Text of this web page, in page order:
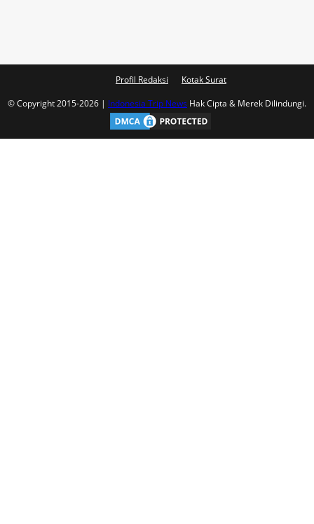
Profil Redaksi
Kotak Surat
© Copyright 2015-2026 | Indonesia Trip News Hak Cipta & Merek Dilindungi.